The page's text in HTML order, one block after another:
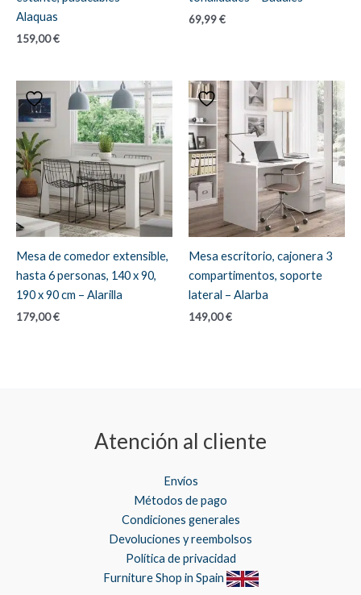
Alaquas
159,00€
69,99€
Mesa de comedor extensible,
hasta 6 personas, 140 x 90,
190 x 90 cm – Alarilla
179,00€
Mesa escritorio, cajonera 3
compartimentos, soporte
lateral – Alarba
149,00€
Atención al cliente
Envíos
Métodos de pago
Condiciones generales
Devoluciones y reembolsos
Política de privacidad
Furniture Shop in Spain